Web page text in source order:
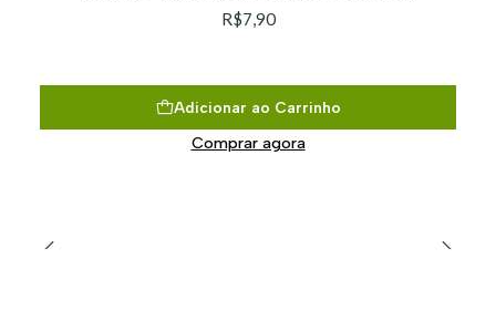
R$7,90
Adicionar ao Carrinho
Comprar agora